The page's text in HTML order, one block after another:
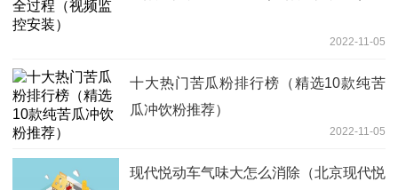
2022-11-05
十大热门苦瓜粉排行榜（精选10款纯苦
瓜冲饮粉推荐）
2022-11-05
现代悦动车气味大怎么消除（北京现代悦